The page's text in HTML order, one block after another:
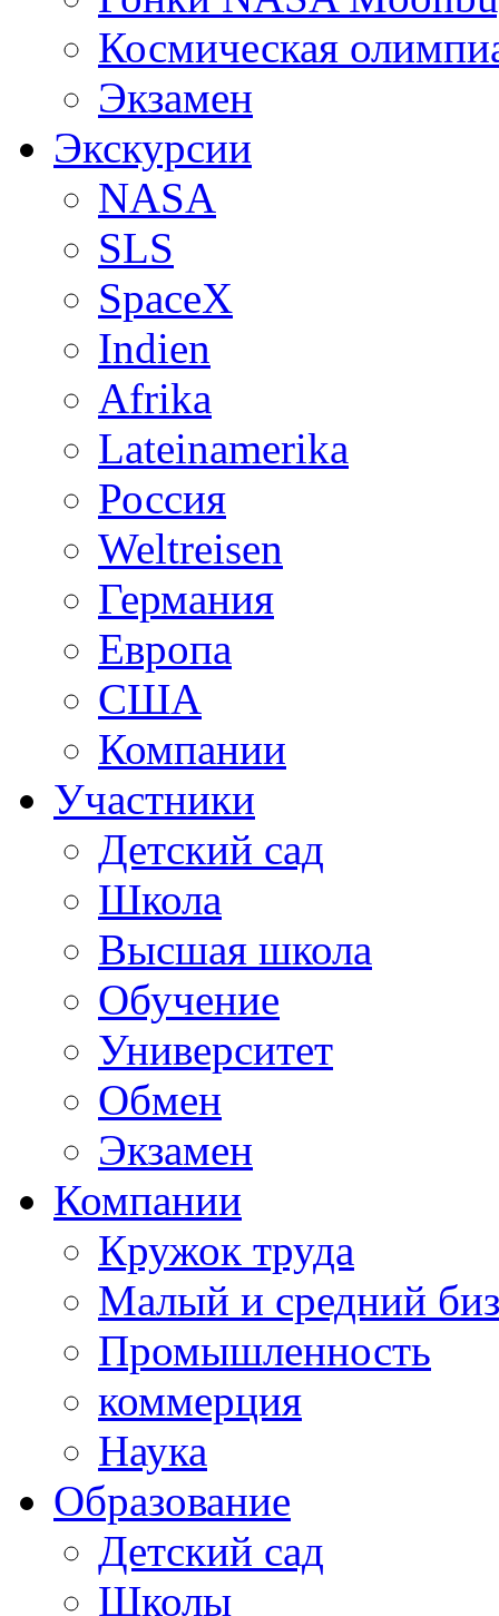
Космическая
Экзамен
Экскурсии
NASA
SLS
SpaceX
Indien
Afrika
Lateinamerika
Россия
Weltreisen
Германия
Европа
США
Компании
Участники
Детский сад
Школа
Высшая школа
Обучение
Университет
Обмен
Экзамен
Компании
Кружок труда
Малый и средний
Промышленность
коммерция
Наука
Образование
Детский сад
Школы